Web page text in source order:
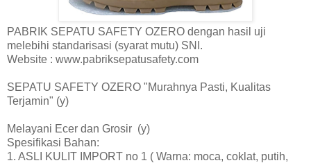
PABRIK SEPATU SAFETY OZERO dengan hasil uji
melebihi standarisasi (syarat mutu) SNI.
Website : www.pabriksepatusafety.com
SEPATU SAFETY OZERO "Murahnya Pasti, Kualitas
Terjamin" (y)
Melayani Ecer dan Grosir (y)
Spesifikasi Bahan:
1. ASLI KULIT IMPORT no 1 ( Warna: moca, coklat, putih,